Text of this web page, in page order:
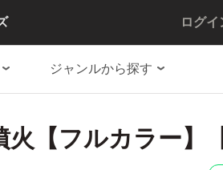
ログイ
ジャンルから探す
火【フルカラー】